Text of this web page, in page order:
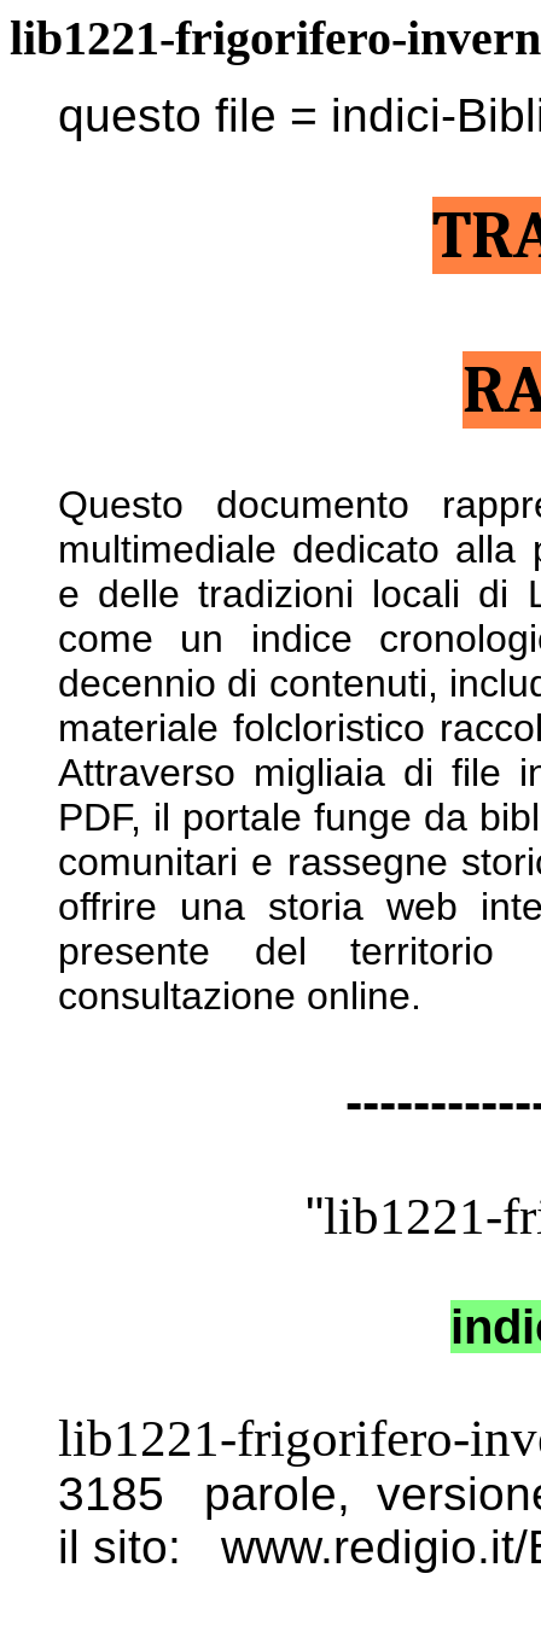
lib1221-frigorifero-
questo file = indici-
Questo documento
multimediale dedicato alla
e delle tradizioni locali di
come un indice
decennio di contenuti,
materiale folcloristico
Attraverso migliaia di file
PDF, il portale funge da
comunitari e rassegne
offrire una storia web
presente del territorio
consultazione online.
"lib1221-
lib1221-frigorifero-
3185 parole,
il sito: www.redigio.it/